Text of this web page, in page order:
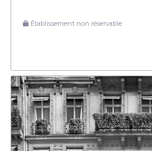
Établissement non réservable